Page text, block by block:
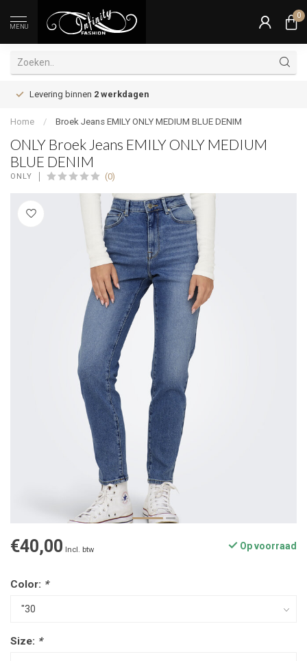
MENU
0
Levering binnen 2 werkdagen
Home / Broek Jeans EMILY ONLY MEDIUM BLUE DENIM
ONLY Broek Jeans EMILY ONLY MEDIUM
BLUE DENIM
ONLY (0)
€40,00 Incl. btw Op voorraad
Color: *
Size: *